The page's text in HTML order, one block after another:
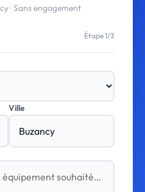
· Sans engagement
Étape 1/3
Ville